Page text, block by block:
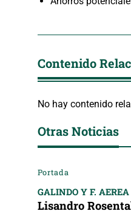
Contenido
No hay contenido
Otras Noticias
Portada
GALINDO Y F. AEREA
Lisandro